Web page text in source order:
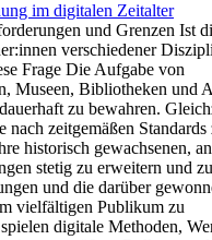
im digitalen Zeitalter
und Grenzen Ist
verschiedener
Frage Die Aufgabe von
Museen, Bibliotheken und
zu bewahren.
nach zeitgemäßen Standards
historisch gewachsenen,
stetig zu erweitern und
und die darüber
vielfältigen Publikum zu
digitale Methoden,